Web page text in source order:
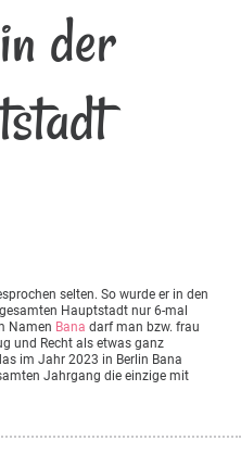
der
selten. So wurde er in den
Hauptstadt nur 6-mal
Namen Bana darf man bzw. frau
und Recht als etwas ganz
im Jahr 2023 in Berlin Bana
Jahrgang die einzige mit